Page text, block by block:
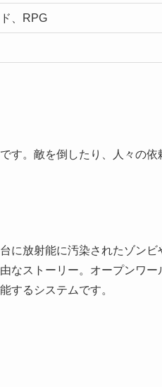
、RPG
す。敵を倒したり、人々の
に放射能に汚染されたゾンビ
なストーリー。オープンワー
するシステムです。